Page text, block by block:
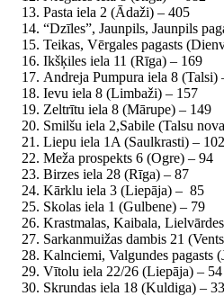
Pasta iela 2 (Ādaži) – 405
“Dzīles”, Jaunpils, Jaunpils
Teikas, Vērgales pagasts
Ikšķiles iela 11 (Rīga) – 169
Andreja Pumpura iela 8 (Talsi)
Ievu iela 8 (Limbaži) – 157
Zeltrītu iela 8 (Mārupe) – 149
Smilšu iela 2,Sabile (Talsu
Liepu iela 1A (Saulkrasti) – 102
Meža prospekts 6 (Ogre) – 94
Birzes iela 28 (Rīga) – 87
Kārklu iela 3 (Liepāja) – 85
Skolas iela 1 (Gulbene) – 79
Krastmalas, Kaibala,
Sarkanmuižas dambis 21
Kalnciemi, Valgundes pagasts
Vītolu iela 22/26 (Liepāja) – 54
Skrundas iela 18 (Kuldiga) – 33